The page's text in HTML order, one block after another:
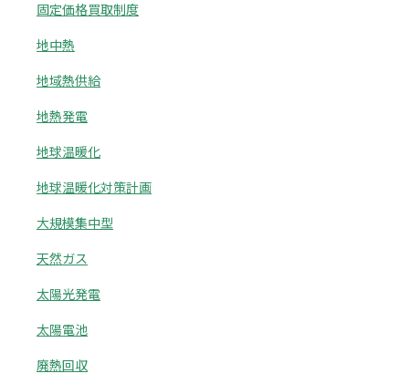
固定価格買取制度
地中熱
地域熱供給
地熱発電
地球温暖化
地球温暖化対策計画
大規模集中型
天然ガス
太陽光発電
太陽電池
廃熱回収